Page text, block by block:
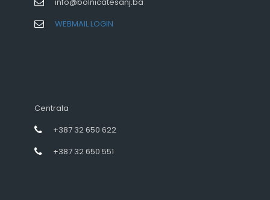
WEBMAIL LOGIN
Centrala
+387 32 650 622
+387 32 650 551